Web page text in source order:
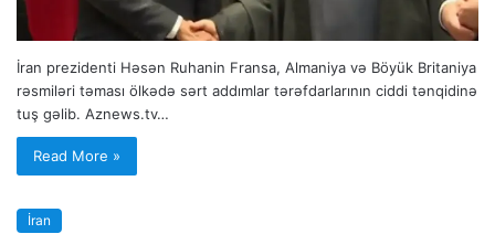
İran prezidenti Həsən Ruhanin Fransa, Almaniya və Böyük Britaniya
rəsmiləri təması ölkədə sərt addımlar tərəfdarlarının ciddi tənqidinə
tuş gəlib. Aznews.tv…
Read More »
İran